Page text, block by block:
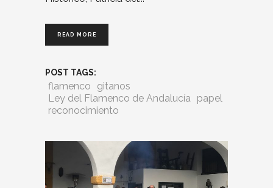
READ MORE
POST TAGS:
flamenco
gitanos
Ley del Flamenco de Andalucía papel
reconocimiento